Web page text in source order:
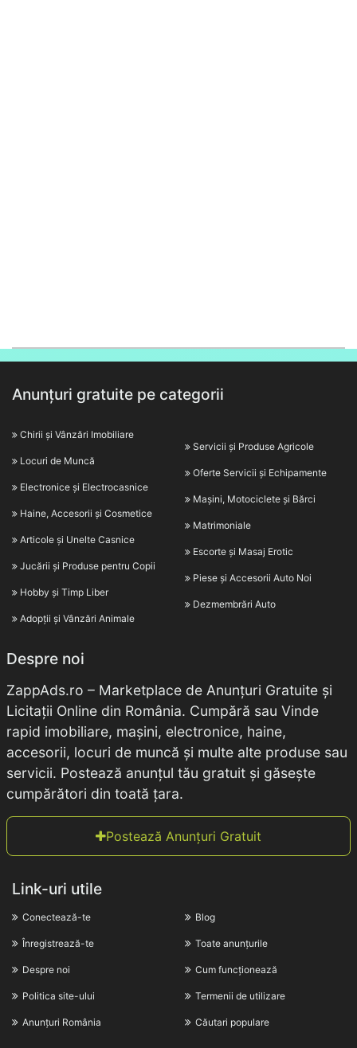
Anunțuri gratuite pe categorii
Chirii și Vânzări Imobiliare
Locuri de Muncă
Electronice și Electrocasnice
Haine, Accesorii și Cosmetice
Articole și Unelte Casnice
Jucării și Produse pentru Copii
Hobby și Timp Liber
Adopții și Vânzări Animale
Servicii și Produse Agricole
Oferte Servicii și Echipamente
Mașini, Motociclete și Bărci
Matrimoniale
Escorte și Masaj Erotic
Piese și Accesorii Auto Noi
Dezmembrări Auto
Despre noi
ZappAds.ro – Marketplace de Anunțuri Gratuite și
Licitații Online din România. Cumpără sau Vinde
rapid imobiliare, mașini, electronice, haine,
accesorii, locuri de muncă și multe alte produse sau
servicii. Postează anunțul tău gratuit și găsește
cumpărători din toată țara.
Postează Anunțuri Gratuit
Link-uri utile
Conectează-te
Înregistrează-te
Despre noi
Politica site-ului
Anunțuri România
Blog
Toate anunțurile
Cum funcționează
Termenii de utilizare
Căutari populare